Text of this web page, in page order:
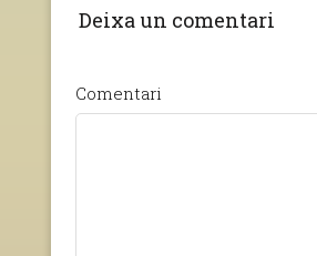
Deixa un comentari
Comentari